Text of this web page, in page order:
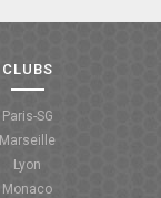
CLUBS
Paris-SG
Marseille
Lyon
Monaco